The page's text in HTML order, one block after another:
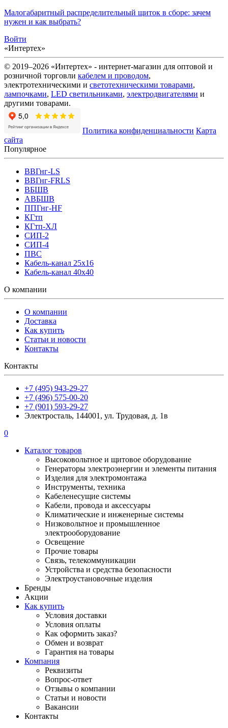
Малогабаритный распределительный щиток в сборе: зачем
нужен и как выбрать?
Войти
«Интертех»
© 2019–2026 «Интертех» - интернет-магазин для оптовой и
розничной торговли кабелем и проводом,
электротехническими и светотехническими товарами,
лампочками, LED светильниками, электродвигателями и
другими товарами.
Политика конфиденциальности Карта
сайта
Популярное
ВВГнг-LS
ВВГнг-FRLS
ВБШВ
АВБШВ
ППГнг-HF
КГтп
КГтп-ХЛ
СИП-2
СИП-4
ПВС
Кабель-канал 25х16
Кабель-канал 40х40
О компании
О компании
Доставка
Как купить
Статьи и новости
Контакты
Контакты
+7 (495) 943-29-27
+7 (496) 575-00-20
+7 (901) 593-29-27
Электросталь, 144001, ул. Трудовая, д. 1в
0
Каталог товаров
Высоковольтное и щитовое оборудование
Генераторы электроэнергии и элементы питания
Изделия для электромонтажа
Инструменты, техника
Кабеленесущие системы
Кабели, провода и аксессуары
Климатические и инженерные системы
Низковольтное и промышленное
электрооборудование
Освещение
Прочие товары
Связь, телекоммуникации
Устройства и средства безопасности
Электроустановочные изделия
Бренды
Акции
Как купить
Условия доставки
Условия оплаты
Как оформить заказ?
Обмен и возврат
Гарантия на товары
Компания
Реквизиты
Вопрос-ответ
Отзывы о компании
Статьи и новости
Вакансии
Контакты